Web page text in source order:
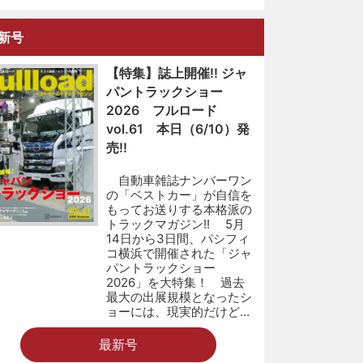
号
【特集】誌上開催!! ジャ
パントラックショー
2026 フルロード
vol.61 本日（6/10）発
売!!
自動車雑誌ナンバーワン
の「ベストカー」が自信を
もってお送りする本格派の
トラックマガジン!! 5月
14日から3日間、パシフィ
コ横浜で開催された「ジャ
パントラックショー
2026」を大特集！ 過去
最大の出展規模となったシ
ョーには、現実的だけど…
最新号